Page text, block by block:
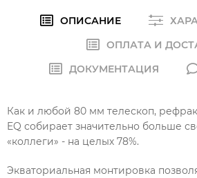
ОПИСАНИЕ
ОПЛАТА И
ДОКУМЕНТАЦИЯ
Как и любой 80 мм телескоп,
EQ собирает значительно больше
«коллеги» - на целых 78%.
Экваториальная монтировка